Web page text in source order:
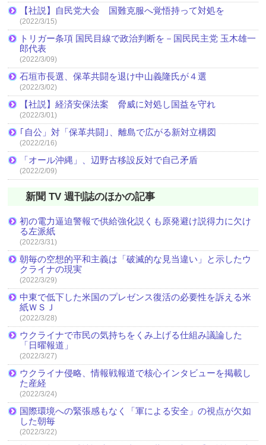
【社説】自民党大会 国難克服へ覚悟持って対処を
(2022/3/15)
トリガー条項 国民目線で政治判断を－国民民主党 玉木雄一
郎代表
(2022/3/09)
石垣市長選、保革共闘を退け中山義隆氏が４選
(2022/3/02)
【社説】経済安保法案 脅威に対処し国益を守れ
(2022/3/01)
｢自公」対「保革共闘｣、離島で広がる新対立構図
(2022/2/16)
「オール沖縄」、辺野古移設反対で自己矛盾
(2022/2/09)
新聞 TV 週刊誌のほかの記事
初の電力逼迫警報で供給強化説くも原発避け説得力に欠け
る左派紙
(2022/3/31)
朝毎の空想的平和主義は「破滅的な見当違い」と示したウ
クライナの現実
(2022/3/29)
中東で低下した米国のプレゼンス復活の必要性を訴える米
紙ＷＳＪ
(2022/3/28)
ウクライナで市民の気持ちをくみ上げる仕組み議論した
「日曜報道」
(2022/3/27)
ウクライナ侵略、情報戦報道で核心インタビューを掲載し
た産経
(2022/3/24)
国際環境への緊張感もなく「軍による安全」の視点が欠如
した朝毎
(2022/3/22)